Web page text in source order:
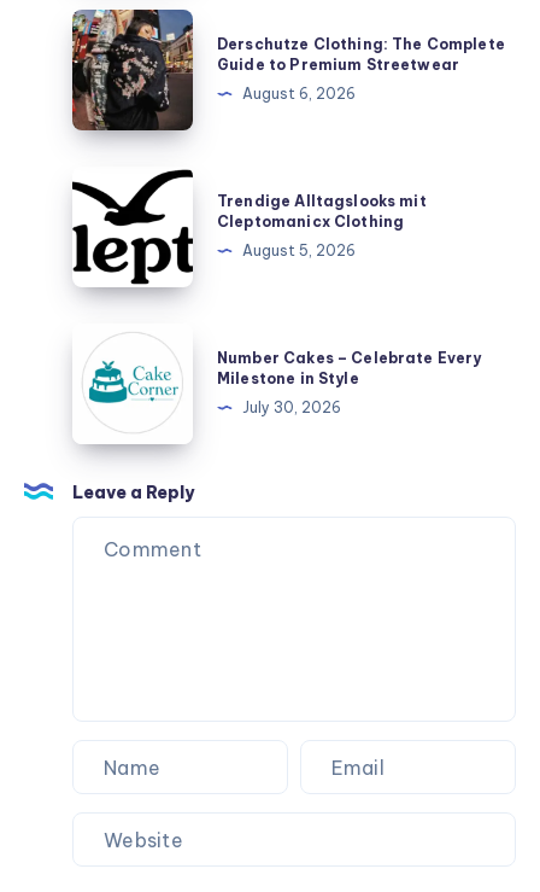
of
Designer
Toys,
Plush
Figures,
Blind
Box
Surprises
Derschutze
Clothing:
The
Complete
Guide
Premium
Streetwear
Derschutze Clothing: The Complete
Guide to Premium Streetwear
August 6, 2026
Trendige
Alltagslooks
mit
Cleptomanicx
Clothing
Trendige Alltagslooks mit
Cleptomanicx Clothing
August 5, 2026
Number
Cakes
Celebrate
Every
Milestone
in
Style
Number Cakes – Celebrate Every
Milestone in Style
July 30, 2026
Leave a Reply